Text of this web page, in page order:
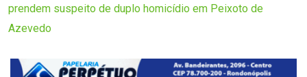
prendem suspeito de duplo homicídio em Peixoto de
Azevedo